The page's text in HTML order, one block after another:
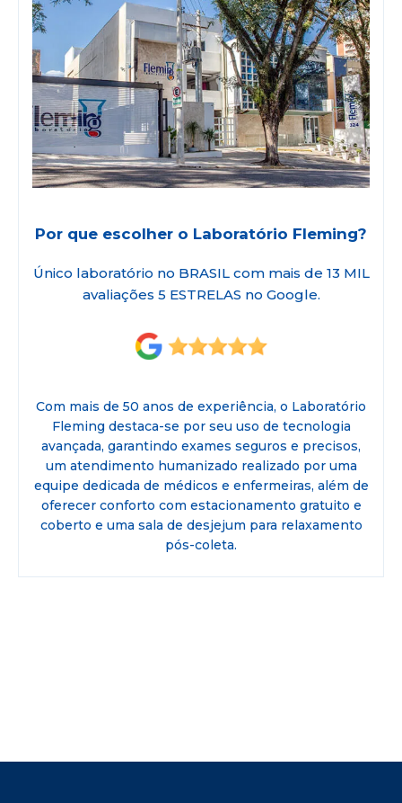
Por que escolher o Laboratório Fleming?
Único laboratório no BRASIL com mais de 13 MIL
avaliações 5 ESTRELAS no Google.
Com mais de 50 anos de experiência, o Laboratório
Fleming destaca-se por seu uso de tecnologia
avançada, garantindo exames seguros e precisos,
um atendimento humanizado realizado por uma
equipe dedicada de médicos e enfermeiras, além de
oferecer conforto com estacionamento gratuito e
coberto e uma sala de desjejum para relaxamento
pós-coleta.